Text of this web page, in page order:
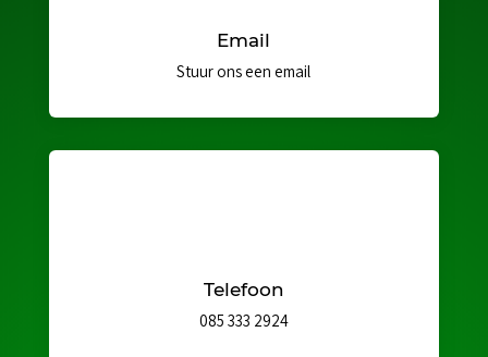
Email
Stuur ons een email
Telefoon
085 333 2924